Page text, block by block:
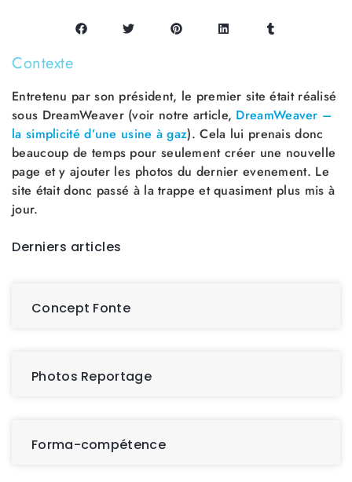
Contexte
Entretenu par son président, le premier site était réalisé
sous DreamWeaver (voir notre article, DreamWeaver –
la simplicité d’une usine à gaz). Cela lui prenais donc
beaucoup de temps pour seulement créer une nouvelle
page et y ajouter les photos du dernier evenement. Le
site était donc passé à la trappe et quasiment plus mis à
jour.
Derniers articles
Concept Fonte
Photos Reportage
Forma-compétence